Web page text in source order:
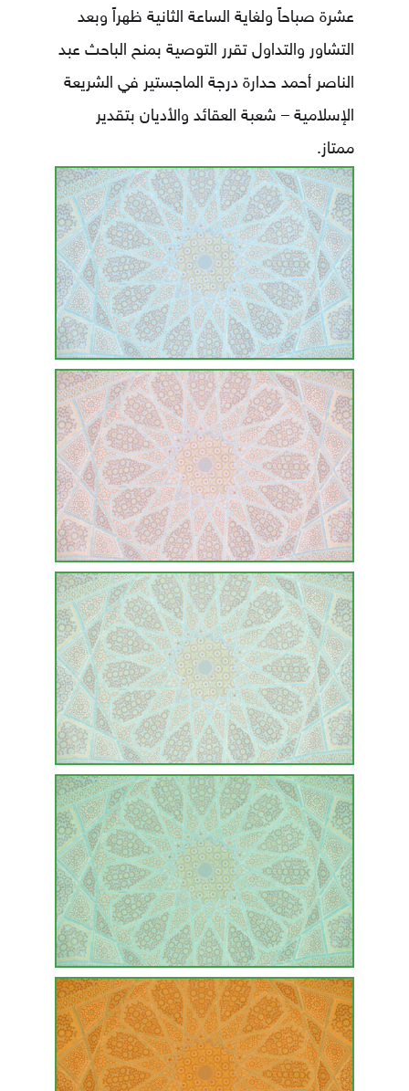
عشرة صباحاً ولغاية الساعة الثانية ظهراً وبعد
التشاور والتداول تقرر التوصية بمنح الباحث عبد
الناصر أحمد حدارة درجة الماجستير في الشريعة
الإسلامية – شعبة العقائد والأديان بتقدير
ممتاز.